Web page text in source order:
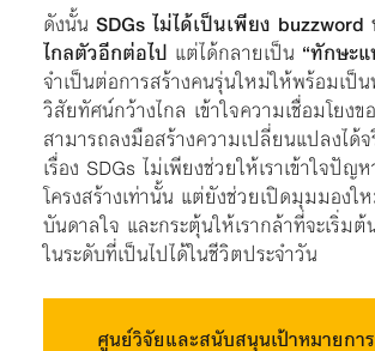
ดังนั้น SDGs ไม่ได้เป็นเพียง buzzword
ไกลตัวอีกต่อไป แต่ได้กลายเป็น “ทักษะ
จำเป็นต่อการสร้างคนรุ่นใหม่ให้พร้อมเป็
วิสัยทัศน์กว้างไกล เข้าใจความเชื่อมโยงข
สามารถลงมือสร้างความเปลี่ยนแปลงได้จ
เรื่อง SDGs ไม่เพียงช่วยให้เราเข้าใจปัญ
โครงสร้างเท่านั้น แต่ยังช่วยเปิดมุมมองใ
บันดาลใจ และกระตุ้นให้เรากล้าที่จะเริ่ม
ในระดับที่เป็นไปได้ในชีวิตประจำวัน
ศูนย์วิจัยและสนับสนุนเป้าหมายก